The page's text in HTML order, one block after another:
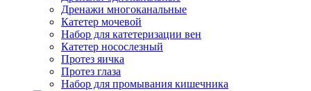
Дренажи многоканальные
Катетер мочевой
Набор для катетеризации вен
Катетер носослезный
Протез яичка
Протез глаза
Набор для промывания кишечника